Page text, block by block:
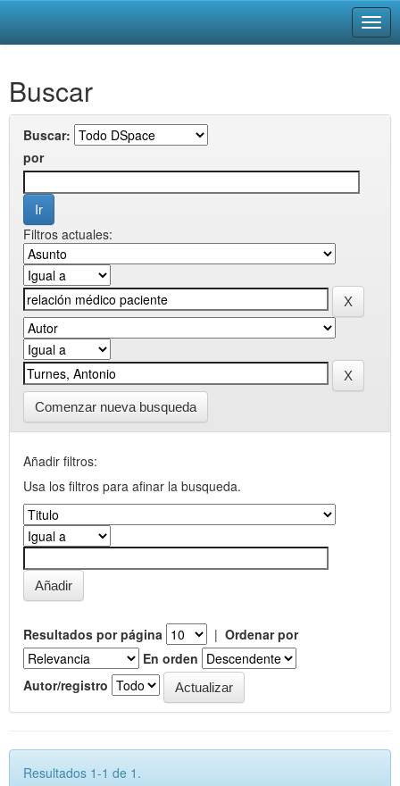
navigation
Buscar
Buscar:
por
Filtros actuales:
Comenzar nueva busqueda
Añadir filtros:
Usa los filtros para afinar la busqueda.
Resultados por página | Ordenar por
En orden
Autor/registro
Resultados 1-1 de 1.